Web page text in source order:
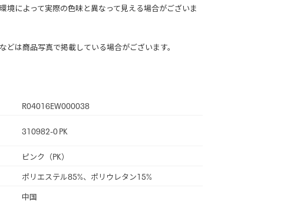
境によって実際の色味と異なって見える場合がございま
は商品写真で掲載している場合がございます。
R04016EW000038
310982-0 PK
ピンク（PK）
ポリエステル85%、ポリウレタン15%
中国